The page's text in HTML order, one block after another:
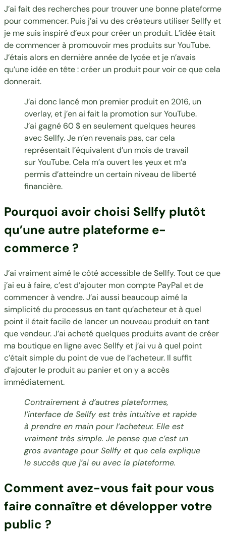
J’ai fait des recherches pour trouver une bonne plateforme
pour commencer. Puis j’ai vu des créateurs utiliser Sellfy et
je me suis inspiré d’eux pour créer un produit. L’idée était
de commencer à promouvoir mes produits sur YouTube.
J’étais alors en dernière année de lycée et je n’avais
qu’une idée en tête : créer un produit pour voir ce que cela
donnerait.
J’ai donc lancé mon premier produit en 2016, un
overlay, et j’en ai fait la promotion sur YouTube.
J’ai gagné 60 $ en seulement quelques heures
avec Sellfy. Je n’en revenais pas, car cela
représentait l’équivalent d’un mois de travail
sur YouTube. Cela m’a ouvert les yeux et m’a
permis d’atteindre un certain niveau de liberté
financière.
Pourquoi avoir choisi Sellfy plutôt
qu’une autre plateforme e-
commerce ?
J’ai vraiment aimé le côté accessible de Sellfy. Tout ce que
j’ai eu à faire, c’est d’ajouter moncompte PayPal et de
commencer à vendre. J’ai aussi beaucoup aimé la
simplicité du processus en tant qu’acheteur et à quel
point il était facile de lancer un nouveau produit en tant
que vendeur. J’ai acheté quelques produits avant de créer
ma boutique en ligne avec Sellfy et j’ai vu à quel point
c’était simple du point de vue de l’acheteur. Il suffit
d’ajouter le produit au panier et on y a accès
immédiatement.
Contrairement à d’autres plateformes,
l’interface de Sellfy est très intuitive et rapide
à prendre en main pour l’acheteur. Elle est
vraiment très simple. Je pense que c’est un
gros avantage pour Sellfy et que cela explique
le succès que j’ai eu avec la plateforme.
Comment avez-vous fait pour vous
faire connaître et développer votre
public ?